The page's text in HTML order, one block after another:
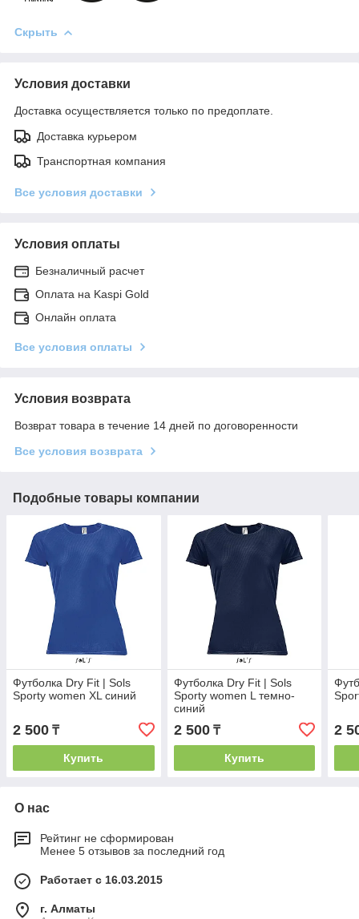
Скрыть
Условия доставки
Доставка осуществляется только по предоплате.
Доставка курьером
Транспортная компания
Все условия доставки
Условия оплаты
Безналичный расчет
Оплата на Kaspi Gold
Онлайн оплата
Все условия оплаты
Условия возврата
Возврат товара в течение 14 дней по договоренности
Все условия возврата
Подобные товары компании
Футболка Dry Fit | Sols
Sporty women XL синий
2 500 ₸
Купить
Футболка Dry Fit | Sols
Sporty women L темно-
синий
2 500₸
Купить
2
О нас
Рейтинг не сформирован
Менее 5 отзывов за последний год
Работает с 16.03.2015
г. Алматы